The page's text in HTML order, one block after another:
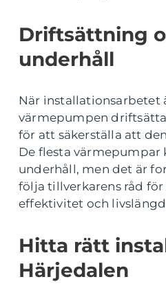
Driftsättning
underhåll
När installationsarbetet
värmepumpen
för att säkerställa att
De flesta
underhåll, men det är
följa tillverkarens råd
effektivitet och
Hitta rätt
Härjedalen